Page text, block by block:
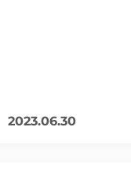
2023.06.30